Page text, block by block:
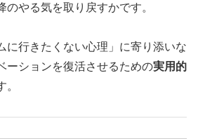
のやる気を取り戻すかです。
に行きたくない心理」に寄り添いな
ーションを復活させるための実用的